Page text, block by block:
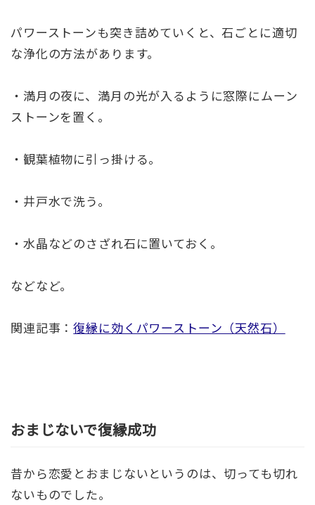
パワーストーンも突き詰めていくと、石ごとに適切
な浄化の方法があります。
・満月の夜に、満月の光が入るように窓際にムーン
ストーンを置く。
・観葉植物に引っ掛ける。
・井戸水で洗う。
・水晶などのさざれ石に置いておく。
などなど。
関連記事：復縁に効くパワーストーン（天然石）
おまじないで復縁成功
昔から恋愛とおまじないというのは、切っても切れ
ないものでした。